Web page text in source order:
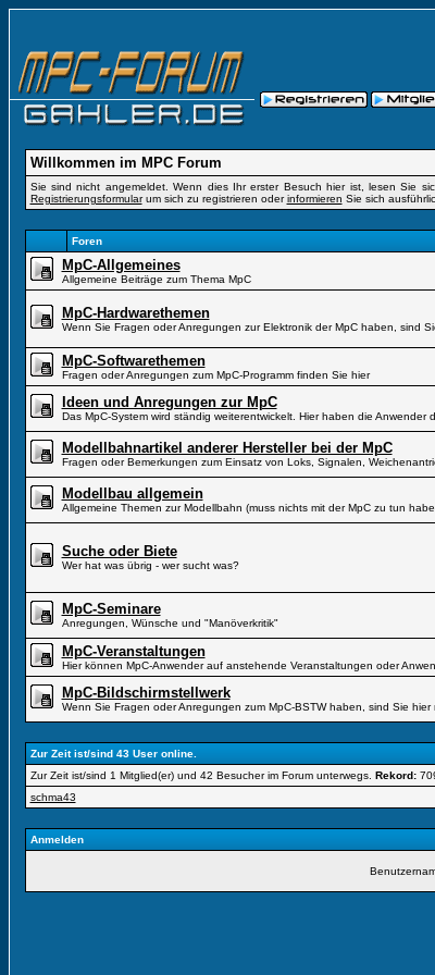
Willkommen im MPC Forum
Sie sind nicht angemeldet. Wenn dies Ihr erster Besuch hier ist, lesen Sie
Registrierungsformularum sich zu registrieren oderinformieren Sie sich
Foren
MpC-Allgemeines
Allgemeine Beiträge zum Thema MpC
MpC-Hardwarethemen
Wenn Sie Fragen oder Anregungen zur Elektronik der MpC haben, sind
MpC-Softwarethemen
Fragen oder Anregungen zum MpC-Programm finden Sie hier
Ideen und Anregungen zur MpC
Das MpC-System wird ständig weiterentwickelt. Hier haben die
Modellbahnartikel anderer Hersteller bei der MpC
Fragen oder Bemerkungen zum Einsatz von Loks, Signalen,
Modellbau allgemein
Allgemeine Themen zur Modellbahn (muss nichts mit der MpC zu tun
Suche oder Biete
Wer hat was übrig - wer sucht was?
MpC-Seminare
Anregungen, Wünsche und "Manöverkritik"
MpC-Veranstaltungen
Hier können MpC-Anwender auf anstehende Veranstaltungen oder
MpC-Bildschirmstellwerk
Wenn Sie Fragen oder Anregungen zum MpC-BSTW haben, sind Sie hier
Zur Zeit ist/sind 43 User online.
Zur Zeit ist/sind 1 Mitglied(er) und 42 Besucher im Forum unterwegs. Rekord:
schma43
Anmelden